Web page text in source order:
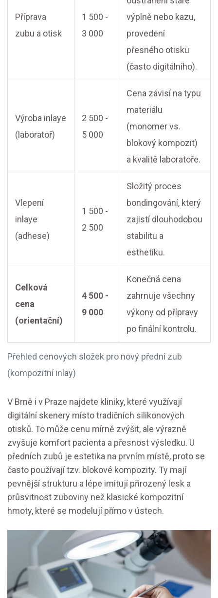
Přehled cenových složek pro nový přední zub
(kompozitní inlay)
Příprava
zubu a otisk
1 500 -
3 000
výplně nebo kazu,
provedení
přesného otisku
(často digitálního).
Výroba inlaye
(laboratoř)
2 500 -
5 000
Cena závisí na typu
materiálu
(monomer vs.
blokový kompozit)
a kvalitě laboratoře.
Vlepení
inlaye
(adhese)
1 500 -
2 500
Složitý proces
bondingování, který
zajistí dlouhodobou
stabilitu a
esthetiku.
Celková
cena
(orientační)
4 500 -
9 000
Konečná cena
zahrnuje všechny
výkony od přípravy
po finální kontrolu.
V Brně i v Praze najdete kliniky, které využívají
digitální skenery místo tradičních silikonových
otisků. To může cenu mírně zvýšit, ale výrazně
zvyšuje komfort pacienta a přesnost výsledku. U
předních zubů je estetika na prvním místě, proto se
často používají tzv. blokové kompozity. Ty mají
pevnější strukturu a lépe imitují přirozený lesk a
průsvitnost zuboviny než klasické kompozitní
hmoty, které se modelují přímo v ústech.